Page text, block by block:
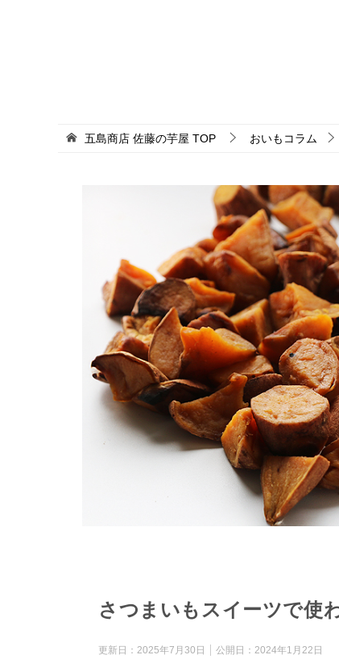
五島商店 佐藤の芋屋 TOP おいもコラム
さつまいもスイーツで使
更新日： 2025年7月30日 公開日： 2024年1月22日